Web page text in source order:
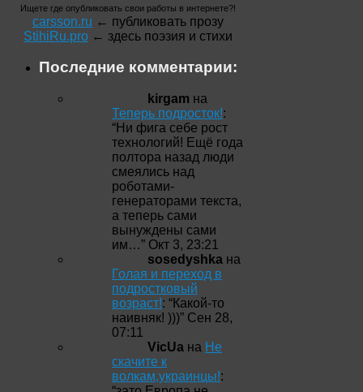
Ищете где опубликовать свои работы в интернете?!
carsson.ru ← публиковать прозу
StihiRu.pro ← здесь поэзия и стихи
Последние комментарии:
kirgam на
Теперь подросток!:
“Ни фига себе рост
технологий! Ещё года
полтора назад люди
смеялись над
роботами-
генераторами текста,
а теперь сами
вынуждены сами
им…” Окт 3, 23:21
sosedyshka на
Голая и переход в
подростковый
возраст!: “Какой-то
наивняк! )))” Сен 28,
07:11
VicUa на Не
скачите к
волкам,украинцы!: